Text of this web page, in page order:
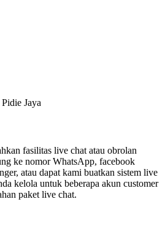
fasilitas live chat atau obrolan
ke nomor WhatsApp, facebook
atau dapat kami buatkan sistem live
kelola untuk beberapa akun customer
paket live chat.